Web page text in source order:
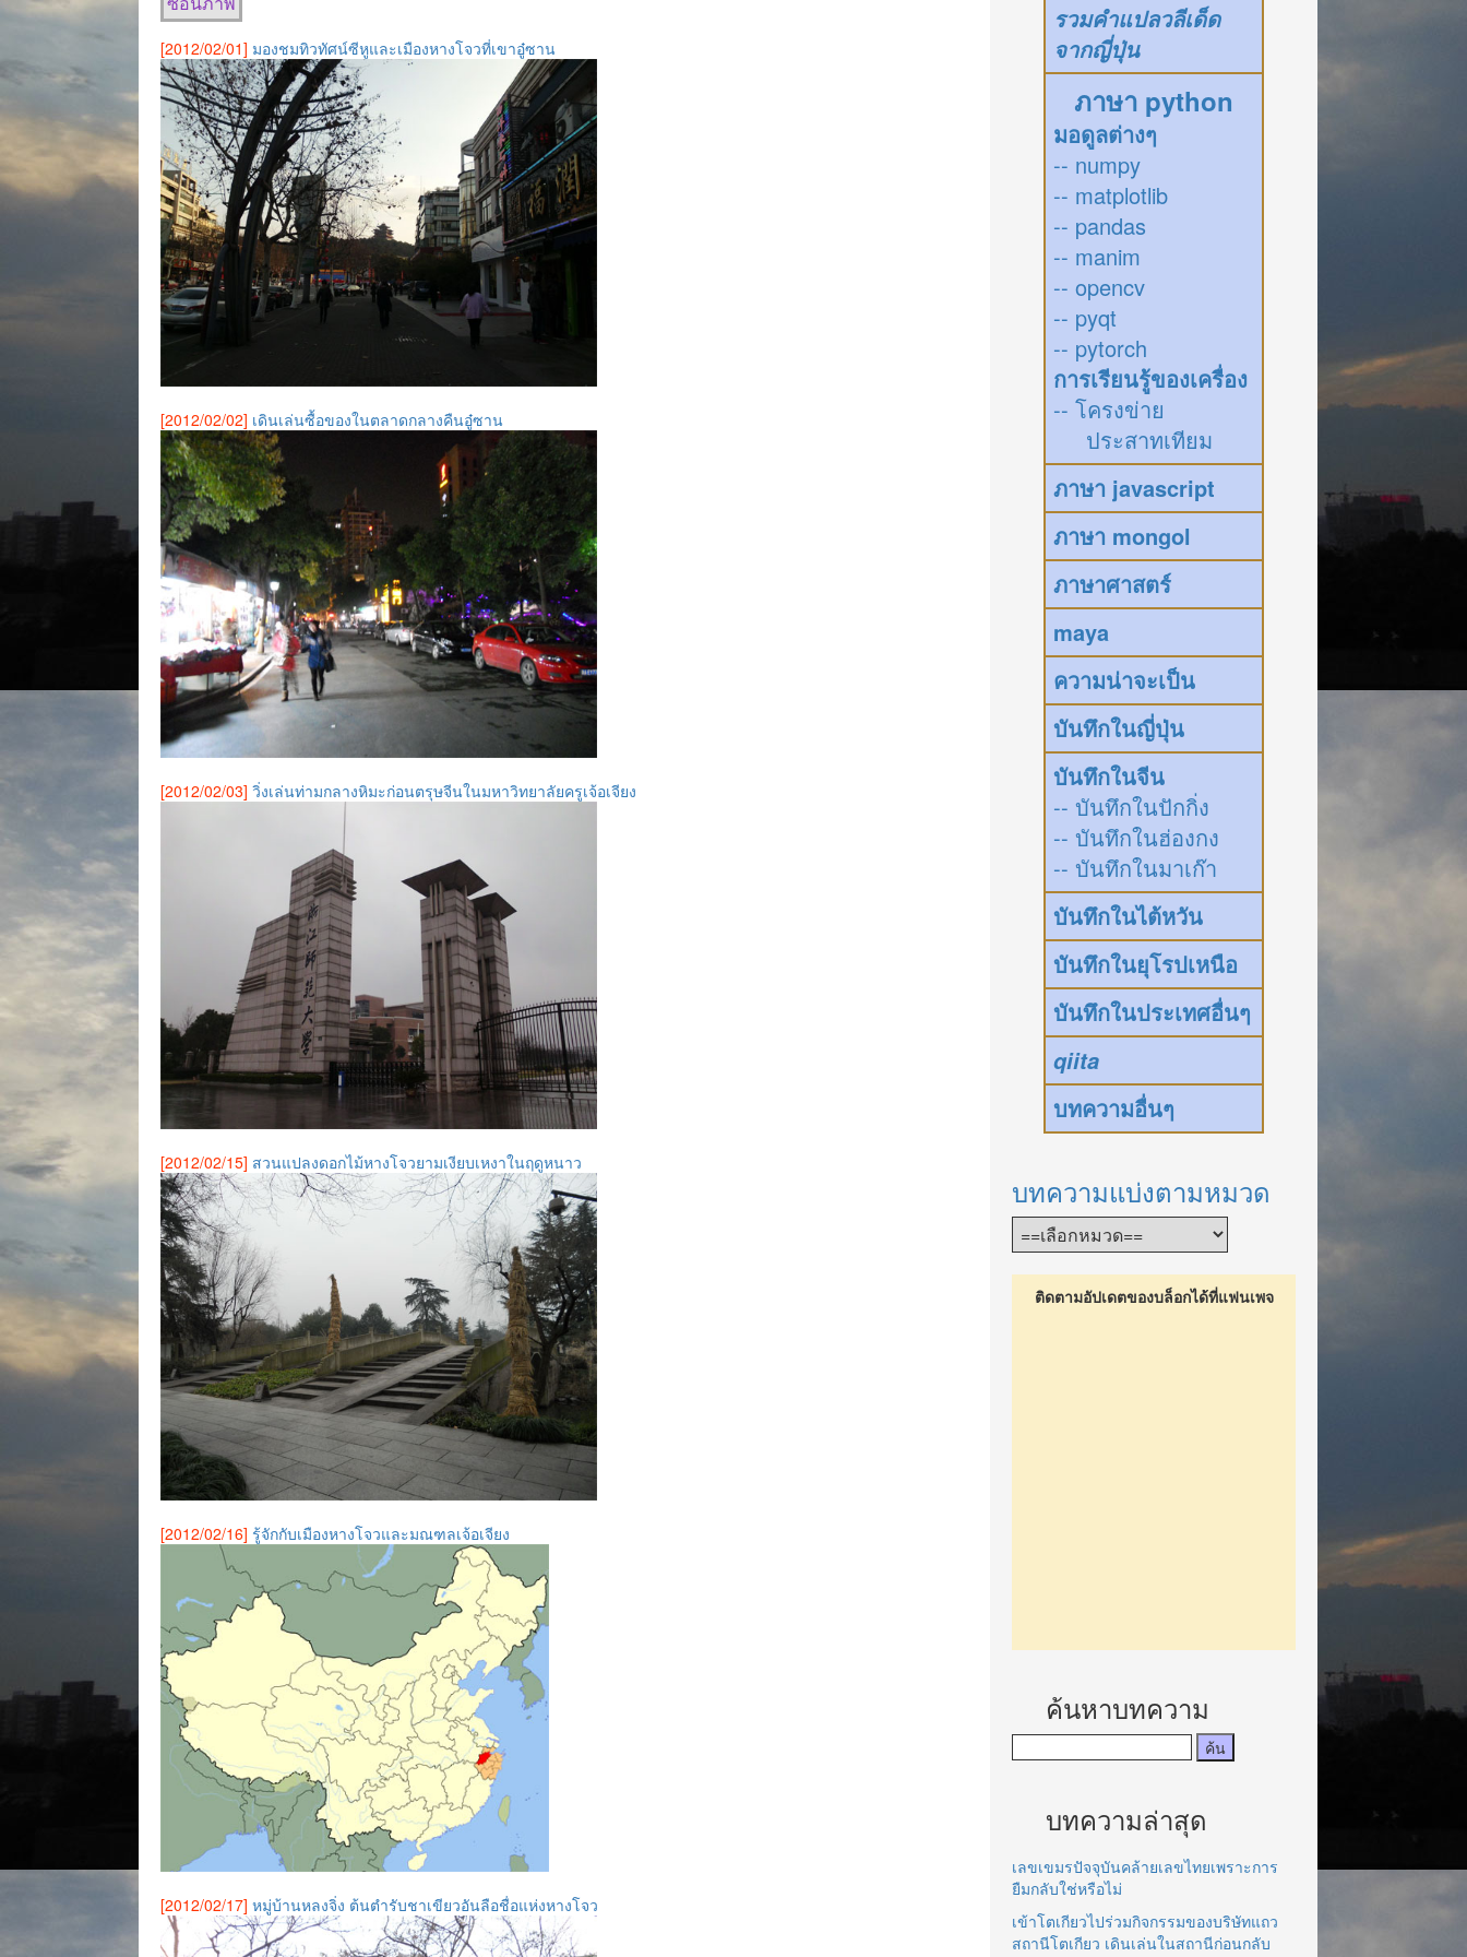
[2012/02/01] มองชมทิวทัศน์ซีหูและเมืองหางโจวที่เขาอู๋ซาน
[2012/02/02] เดินเล่นซื้อของในตลาดกลางคืนอู๋ซาน
[2012/02/03] วิ่งเล่นท่ามกลางหิมะก่อนตรุษจีนในมหาวิทยาลัยครูเจ้อเจียง
[2012/02/15] สวนแปลงดอกไม้หางโจวยามเงียบเหงาในฤดูหนาว
[2012/02/16] รู้จักกับเมืองหางโจวและมณฑลเจ้อเจียง
[2012/02/17] หมู่บ้านหลงจิ่ง ต้นตำรับชาเขียวอันลือชื่อแห่งหางโจว
รวมคำแปลวลีเด็ด
จากญี่ปุ่น
ภาษา python
มอดูลต่างๆ
-- numpy
-- matplotlib
-- pandas
-- manim
-- opencv
-- pyqt
-- pytorch
การเรียนรู้ของเครื่อง
-- โครงข่าย
ประสาทเทียม
ภาษา javascript
ภาษา mongol
ภาษาศาสตร์
maya
ความน่าจะเป็น
บันทึกในญี่ปุ่น
บันทึกในจีน
-- บันทึกในปักกิ่ง
-- บันทึกในฮ่องกง
-- บันทึกในมาเก๊า
บันทึกในไต้หวัน
บันทึกในยุโรปเหนือ
บันทึกในประเทศอื่นๆ
qiita
บทความอื่นๆ
บทความแบ่งตามหมวด
ติดตามอัปเดตของบล็อกได้ที่แฟนเพจ
ค้นหาบทความ
บทความล่าสุด
เลขเขมรปัจจุบันคล้ายเลขไทยเพราะการ
ยืมกลับใช่หรือไม่
เข้าโตเกียวไปร่วมกิจกรรมของบริษัทแถว
สถานีโตเกียว เดินเล่นในสถานีก่อนกลับ